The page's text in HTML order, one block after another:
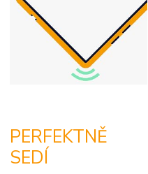
PERFEKTNĚ
SEDÍ